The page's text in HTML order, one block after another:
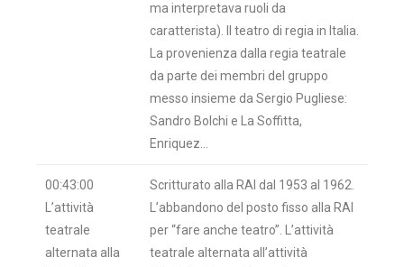
ma interpretava ruoli da
caratterista). Il teatro di regia in Italia.
La provenienza dalla regia teatrale
da parte dei membri del gruppo
messo insieme da Sergio Pugliese:
Sandro Bolchi e La Soffitta,
Enriquez…
00:43:00
L’attività
teatrale
alternata alla
Scritturato alla RAI dal 1953 al 1962.
L’abbandono del posto fisso alla RAI
per “fare anche teatro”. L’attività
teatrale alternata all’attività